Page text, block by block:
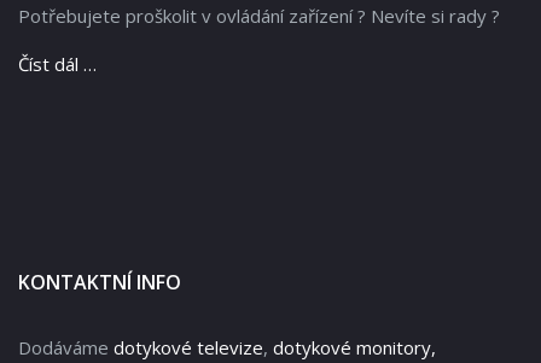
Potřebujete proškolit v ovládání zařízení ? Nevíte si rady ?
Číst dál …
KONTAKTNÍ INFO
Dodáváme dotykové televize, dotykové monitory,